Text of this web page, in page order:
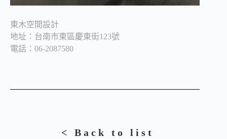
東木空間設計
地址：台南市東區慶東街123號
電話：06-2087580
< Back to list